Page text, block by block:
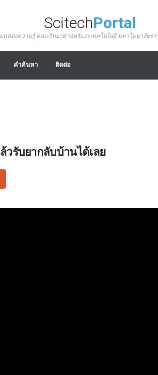
ScitechPortal
แหล่งความรู้ คณะวิทยาศาสตร์และเทคโนโลยี มหาวิทยาลัยรา
คำค้นหา ติดต่อ
วรับยากลับบ้านได้เลย